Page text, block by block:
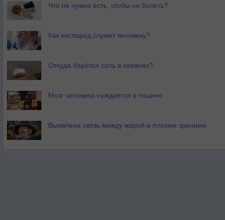
Что не нужно есть, чтобы не болеть?
Как кислород служит человеку?
Откуда берётся соль в океанах?
Мозг человека нуждается в тишине
Выявлена связь между жарой и плохим зрением